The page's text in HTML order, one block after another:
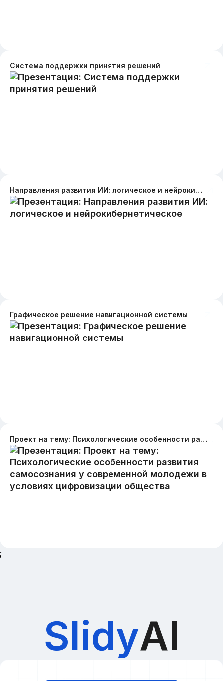
Система поддержки принятия решений
Направления развития ИИ: логическое и нейрокибернетическое
Графическое решение навигационной системы
Проект на тему: Психологические особенности развития самосознания у современной молодежи в условиях цифровизации общества
;
SlidyAI